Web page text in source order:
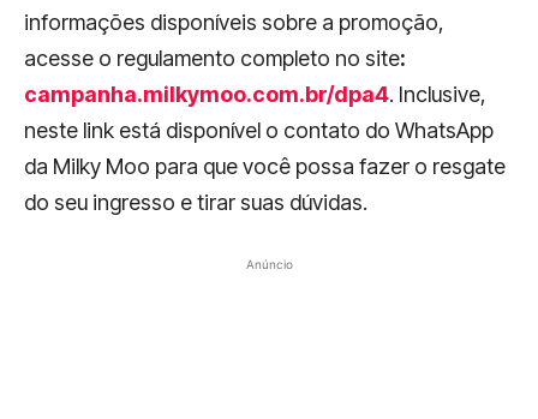
informações disponíveis sobre a promoção,
acesse o regulamento completo no site:
campanha.milkymoo.com.br/dpa4. Inclusive,
neste link está disponível o contato do WhatsApp
da Milky Moo para que você possa fazer o resgate
do seu ingresso e tirar suas dúvidas.
Anúncio